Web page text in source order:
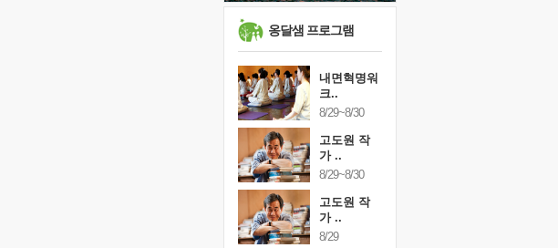
너무 황홀한 꽃들이여!
희망이란
옹달샘 프로그램
내면혁명워
크..
8/29~8/30
고도원 작
가 ..
8/29~8/30
고도원 작
가 ..
8/29